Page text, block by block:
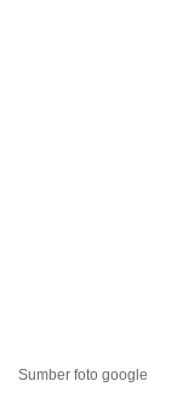
Sumber foto google